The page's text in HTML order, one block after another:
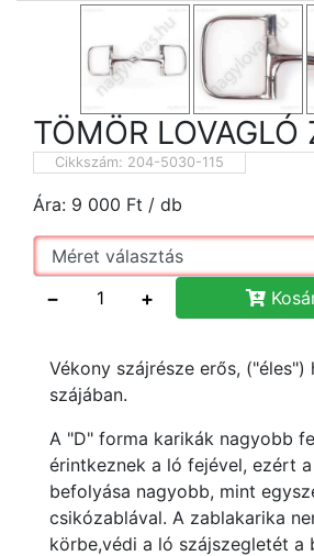
TÖMÖR LOVAGLÓ
Cikkszám: 204-5030-115
Ára: 9 000 Ft / db
− +
Vékony szájrésze erős, ("éles")
szájában.
A "D" forma karikák nagyobb
érintkeznek a ló fejével, ezért
befolyása nagyobb, mint
csikózablával. A zablakarika
körbe,védi a ló szájszegletét a